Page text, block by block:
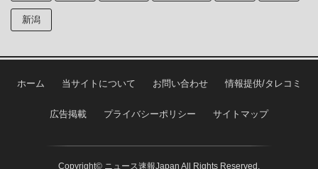
新潟
ホーム 当サイトについて お問い合わせ 情報提供/タレコミ
広告掲載 プライバシーポリシー サイトマップ
Copyright© ニュース速報Japan All Rights Reserved.